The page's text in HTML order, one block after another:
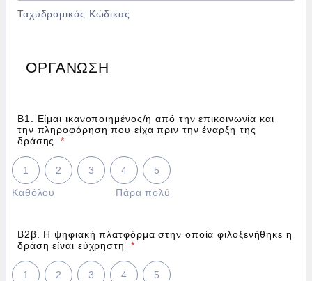
Ταχυδρομικός Κώδικας
ΟΡΓΑΝΩΣΗ
Β1. Είμαι ικανοποιημένος/η από την επικοινωνία και
την πληροφόρηση που είχα πριν την έναρξη της
δράσης
*
Καθόλου
1 2 3
4
Πάρα πολύ
5
1 is Καθόλου, 5 is Πάρα πολύ
Β2β. Η ψηφιακή πλατφόρμα στην οποία φιλοξενήθηκε η
δράση είναι εύχρηστη
*
1 2 3
4
5
1 is Καθόλου, 5 is Πάρα πολύ